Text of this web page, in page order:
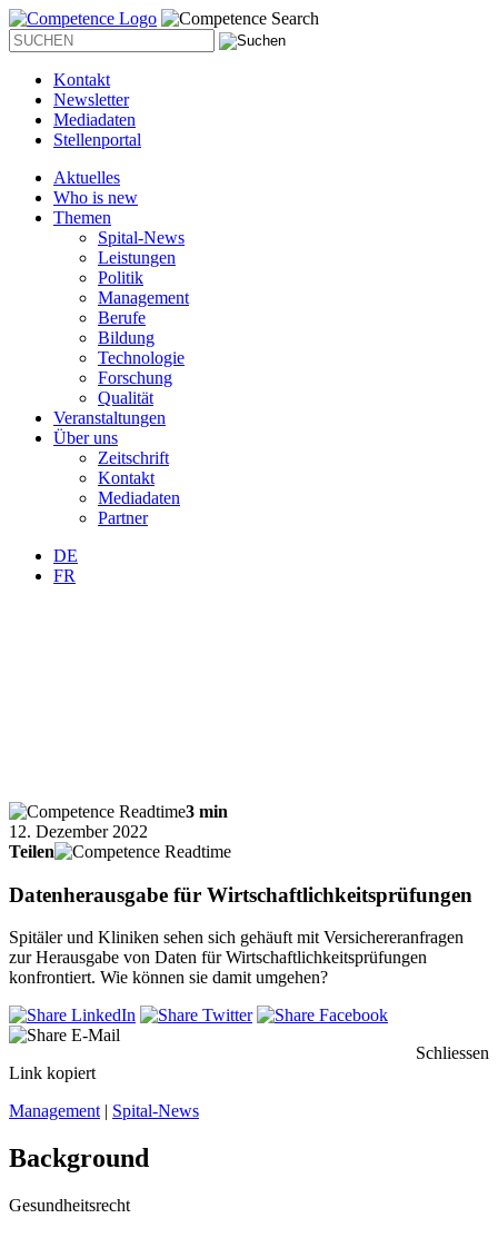
Kontakt
Newsletter
Mediadaten
Stellenportal
Aktuelles
Who is new
Themen
Spital-News
Leistungen
Politik
Management
Berufe
Bildung
Technologie
Forschung
Qualität
Veranstaltungen
Über uns
Zeitschrift
Kontakt
Mediadaten
Partner
DE
FR
3 min
12. Dezember 2022
Teilen
Datenherausgabe für Wirtschaftlichkeitsprüfungen
Spitäler und Kliniken sehen sich gehäuft mit Versichereranfragen
zur Herausgabe von Daten für Wirtschaftlichkeitsprüfungen
konfrontiert. Wie können sie damit umgehen?
Link kopiert
Schliessen
Management| Spital-News
Background
Gesundheitsrecht